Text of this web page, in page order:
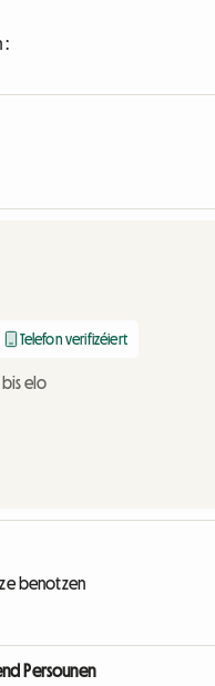
:
Telefon verifizéiert
elo
benotzen
Persounen